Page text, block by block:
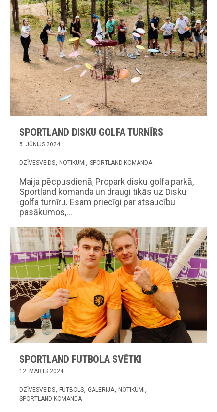
SPORTLAND DISKU GOLFA TURNĪRS
5. JŪNIJS 2024
DZĪVESVEIDS NOTIKUMI SPORTLAND KOMANDA
Maija pēcpusdienā, Propark disku golfa parkā,
Sportland komanda un draugi tikās uz Disku
golfa turnīru. Esam priecīgi par atsaucību
pasākumos,…
SPORTLAND FUTBOLA SVĒTKI
12. MARTS 2024
DZĪVESVEIDS FUTBOLS GALERIJA
NOTIKUMI
SPORTLAND KOMANDA